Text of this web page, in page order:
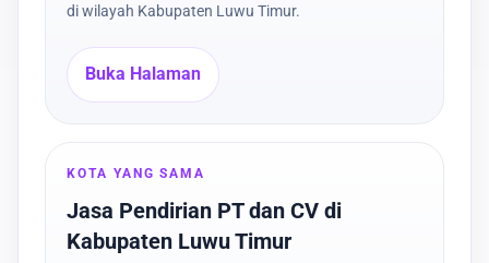
di wilayah Kabupaten Luwu Timur.
Buka Halaman
KOTA YANG SAMA
Jasa Pendirian PT dan CV di
Kabupaten Luwu Timur